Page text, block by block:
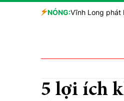
NÓNG:
tiềm năng Vĩnh Long phát
5 lợi ích